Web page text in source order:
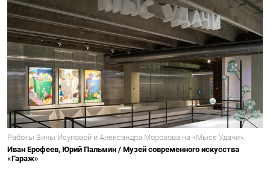
Работы Зины Исуповой и Александра Морозова на «Мысе Удачи».
Иван Ерофеев, Юрий Пальмин / Музей современного искусства
«Гараж»